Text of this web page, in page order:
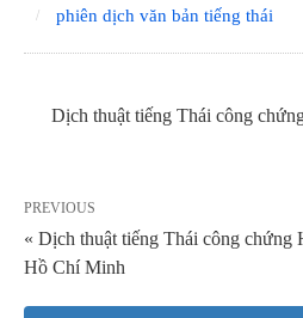
phiên dịch văn bản tiếng thái
Dịch thuật tiếng Thái công
PREVIOUS
« Dịch thuật tiếng Thái công chứng
Hồ Chí Minh